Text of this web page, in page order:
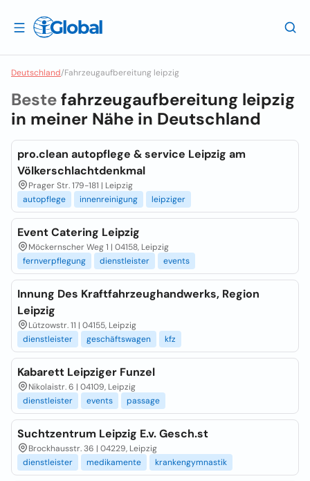
Deutschland/Fahrzeugaufbereitung leipzig
Bestefahrzeugaufbereitung leipzig
in meiner Nähe in Deutschland
pro.clean autopflege & service Leipzig am
Völkerschlachtdenkmal
Prager Str. 179-181 | Leipzig
autopflege
innenreinigung leipziger
Event Catering Leipzig
Möckernscher Weg 1 | 04158, Leipzig
fernverpflegung
dienstleister events
Innung Des Kraftfahrzeughandwerks, Region
Leipzig
Lützowstr. 11 | 04155, Leipzig
dienstleister
geschäftswagen kfz
Kabarett Leipziger Funzel
Nikolaistr. 6 | 04109, Leipzig
dienstleister
events passage
Suchtzentrum Leipzig E.v. Gesch.st
Brockhausstr. 36 | 04229, Leipzig
dienstleister
medikamente krankengymnastik